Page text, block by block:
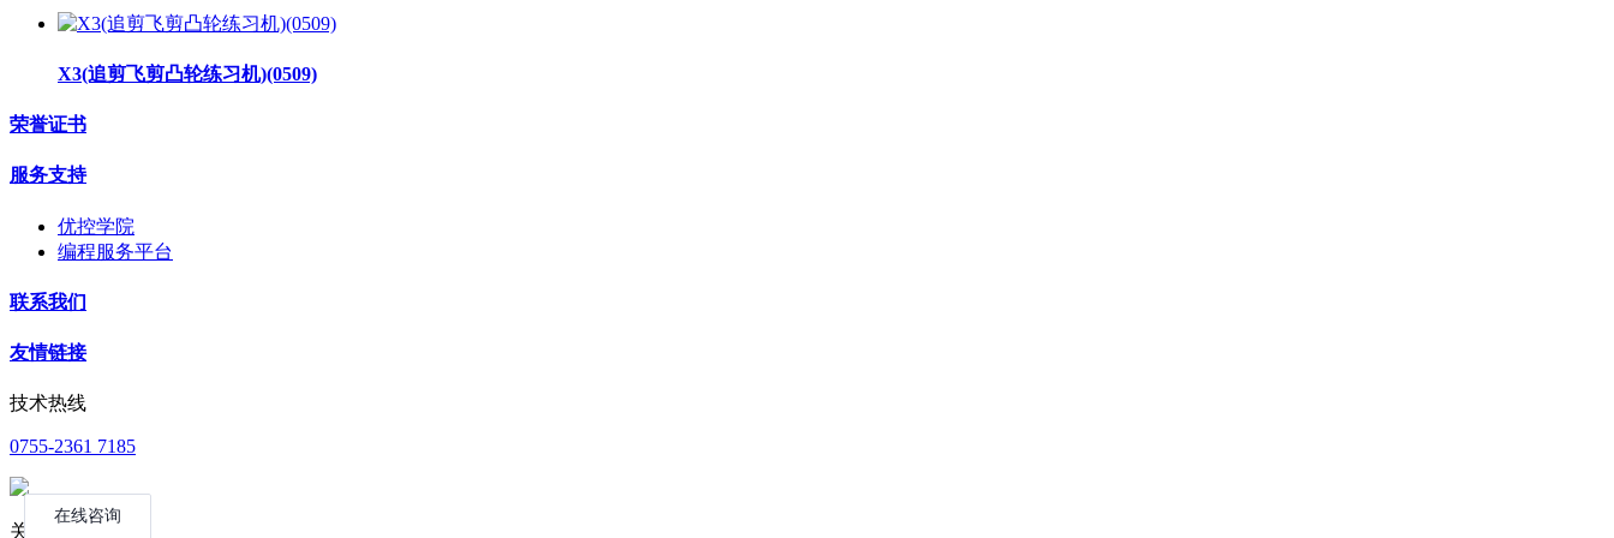
X3(追剪飞剪凸轮练习机)(0509)
荣誉证书
服务支持
优控学院
编程服务平台
联系我们
友情链接
技术热线
0755-2361 7185
关注公众号